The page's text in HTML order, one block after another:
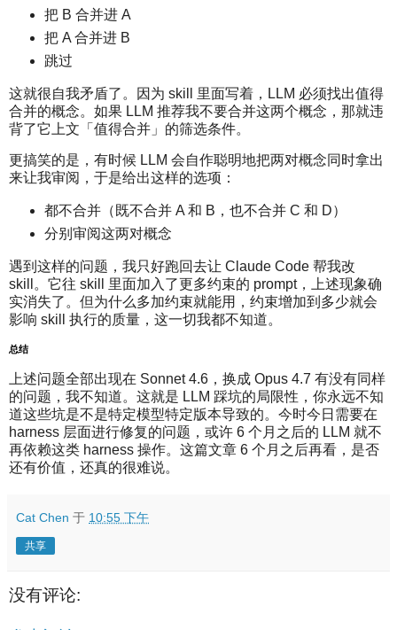
把 B 合并进 A
把 A 合并进 B
跳过
这就很自我矛盾了。因为 skill 里面写着，LLM 必须找出值得
合并的概念。如果 LLM 推荐我不要合并这两个概念，那就违
背了它上文「值得合并」的筛选条件。
更搞笑的是，有时候 LLM 会自作聪明地把两对概念同时拿出
来让我审阅，于是给出这样的选项：
都不合并（既不合并 A 和 B，也不合并 C 和 D）
分别审阅这两对概念
遇到这样的问题，我只好跑回去让 Claude Code 帮我改
skill。它往 skill 里面加入了更多约束的 prompt，上述现象确
实消失了。但为什么多加约束就能用，约束增加到多少就会
影响 skill 执行的质量，这一切我都不知道。
总结
上述问题全部出现在 Sonnet 4.6，换成 Opus 4.7 有没有同样
的问题，我不知道。这就是 LLM 踩坑的局限性，你永远不知
道这些坑是不是特定模型特定版本导致的。今时今日需要在
harness 层面进行修复的问题，或许 6 个月之后的 LLM 就不
再依赖这类 harness 操作。这篇文章 6 个月之后再看，是否
还有价值，还真的很难说。
Cat Chen 于 10:55 下午
共享
没有评论: